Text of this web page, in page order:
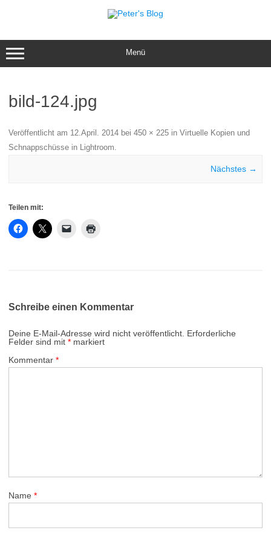
Menü
bild-124.jpg
Veröffentlicht am 12.April. 2014 bei 450 × 225 in Virtuelle Kopien und
Schnappschüsse in Lightroom.
Nächstes →
Teilen mit:
Schreibe einen Kommentar
Deine E-Mail-Adresse wird nicht veröffentlicht. Erforderliche
Felder sind mit * markiert
Kommentar *
Name *